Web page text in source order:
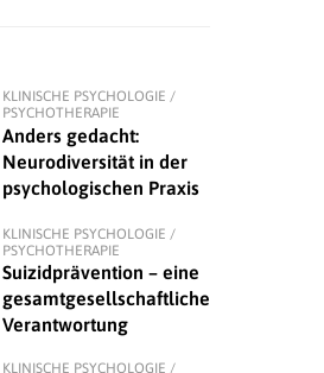
KLINISCHE PSYCHOLOGIE /
PSYCHOTHERAPIE
Anders gedacht:
Neurodiversität in der
psychologischen Praxis
KLINISCHE PSYCHOLOGIE /
PSYCHOTHERAPIE
Suizidprävention – eine
gesamtgesellschaftliche
Verantwortung
KLINISCHE PSYCHOLOGIE /